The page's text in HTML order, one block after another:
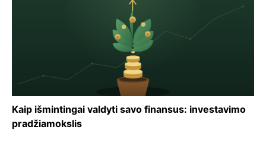
Kaip išmintingai valdyti savo finansus: investavimo
pradžiamokslis